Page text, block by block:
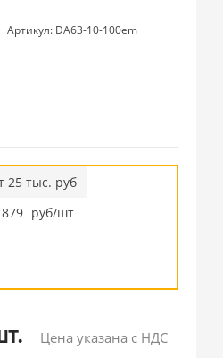
Артикул: DA63-10-100em
25 тыс. руб
руб/шт
Цена указана с НДС